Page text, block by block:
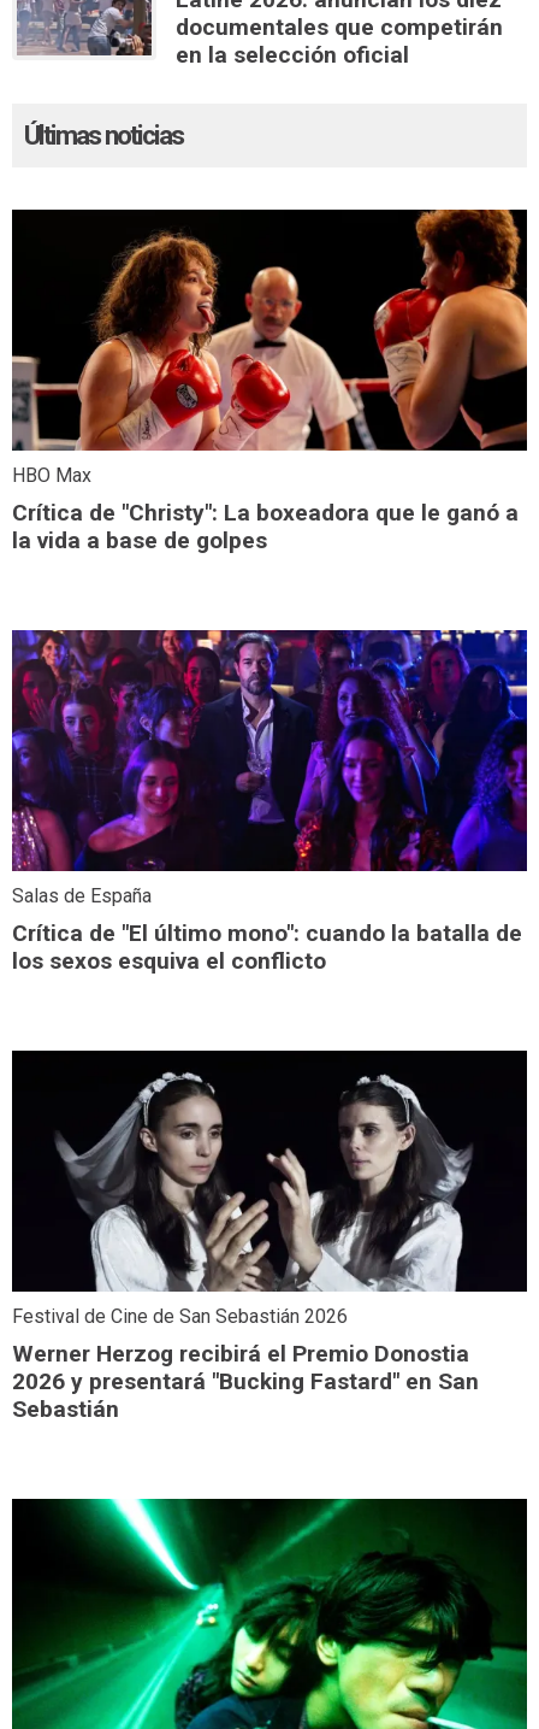
documentales que competirán
en la selección oficial
Últimas noticias
HBO Max
Crítica de "Christy": La boxeadora que le ganó a
la vida a base de golpes
Salas de España
Crítica de "El último mono": cuando la batalla de
los sexos esquiva el conflicto
Festival de Cine de San Sebastián 2026
Werner Herzog recibirá el Premio Donostia
2026 y presentará "Bucking Fastard" en San
Sebastián